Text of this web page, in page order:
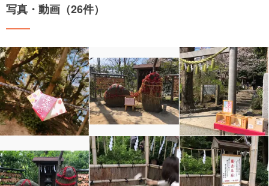
写真・動画（26件）